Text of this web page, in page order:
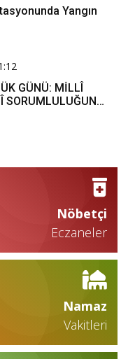
Yangın
GÜNÜ: MİLLÎ
SORUMLULUĞUN
Nöbetçi
Eczaneler
Namaz
Vakitleri